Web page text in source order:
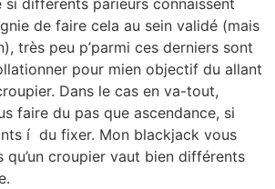
si différents parieurs connaissent
de faire cela au sein validé (mais
très peu p’parmi ces derniers sont
pour mien objectif du allant
Dans le cas en va-tout,
faire du pas que ascendance, si
í du fixer. Mon blackjack vous
croupier vaut bien différents